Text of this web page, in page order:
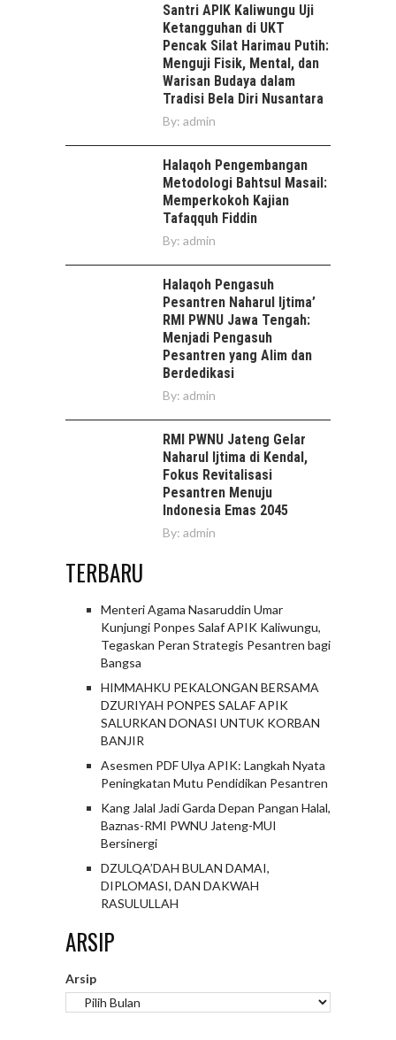
Santri APIK Kaliwungu Uji
Ketangguhan di UKT
Pencak Silat Harimau Putih:
Menguji Fisik, Mental, dan
Warisan Budaya dalam
Tradisi Bela Diri Nusantara
By: admin
Halaqoh Pengembangan
Metodologi Bahtsul Masail:
Memperkokoh Kajian
Tafaqquh Fiddin
By: admin
Halaqoh Pengasuh
Pesantren Naharul Ijtima’
RMI PWNU Jawa Tengah:
Menjadi Pengasuh
Pesantren yang Alim dan
Berdedikasi
By: admin
RMI PWNU Jateng Gelar
Naharul Ijtima di Kendal,
Fokus Revitalisasi
Pesantren Menuju
Indonesia Emas 2045
By: admin
TERBARU
Menteri Agama Nasaruddin Umar
Kunjungi Ponpes Salaf APIK Kaliwungu,
Tegaskan Peran Strategis Pesantren bagi
Bangsa
HIMMAHKU PEKALONGAN BERSAMA
DZURIYAH PONPES SALAF APIK
SALURKAN DONASI UNTUK KORBAN
BANJIR
Asesmen PDF Ulya APIK: Langkah Nyata
Peningkatan Mutu Pendidikan Pesantren
Kang Jalal Jadi Garda Depan Pangan Halal,
Baznas-RMI PWNU Jateng-MUI
Bersinergi
DZULQA’DAH BULAN DAMAI,
DIPLOMASI, DAN DAKWAH
RASULULLAH
ARSIP
Arsip